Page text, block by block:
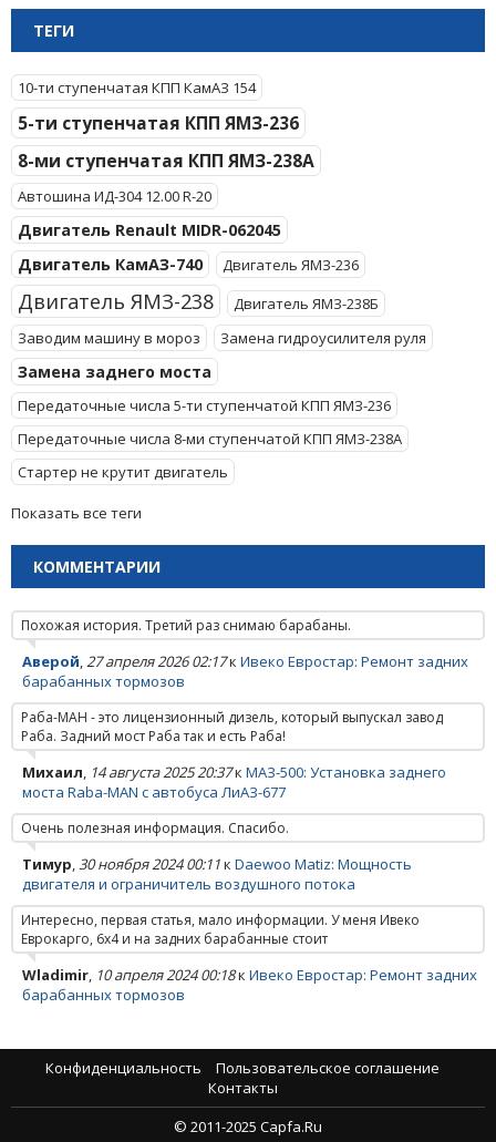
ТЕГИ
10-ти ступенчатая КПП КамАЗ 154
5-ти ступенчатая КПП ЯМЗ-236
8-ми ступенчатая КПП ЯМЗ-238А
Автошина ИД-304 12.00 R-20
Двигатель Renault MIDR-062045
Двигатель КамАЗ-740
Двигатель ЯМЗ-236
Двигатель ЯМЗ-238
Двигатель ЯМЗ-238Б
Заводим машину в мороз
Замена гидроусилителя руля
Замена заднего моста
Передаточные числа 5-ти ступенчатой КПП ЯМЗ-236
Передаточные числа 8-ми ступенчатой КПП ЯМЗ-238А
Стартер не крутит двигатель
Показать все теги
КОММЕНТАРИИ
Похожая история. Третий раз снимаю барабаны.
Аверой,27 апреля 2026 02:17к Ивеко Евростар: Ремонт задних
барабанных тормозов
Раба-МАН - это лицензионный дизель, который выпускал завод
Раба. Задний мост Раба так и есть Раба!
Михаил, 14 августа 2025 20:37к МАЗ-500: Установка заднего
моста Raba-MAN с автобуса ЛиАЗ-677
Очень полезная информация. Спасибо.
Тимур,30 ноября 2024 00:11к Daewoo Matiz: Мощность
двигателя и ограничитель воздушного потока
Интересно, первая статья, мало информации. У меня Ивеко
Еврокарго, 6х4 и на задних барабанные стоит
Wladimir, 10 апреля 2024 00:18к Ивеко Евростар: Ремонт задних
барабанных тормозов
Конфиденциальность
Пользовательское соглашение
Контакты
© 2011-2025 Capfa.Ru